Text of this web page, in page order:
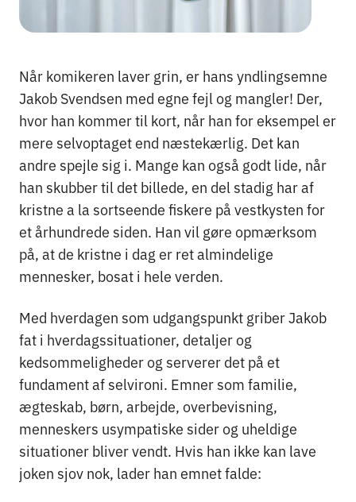
Når komikeren laver grin, er hans yndlingsemne
Jakob Svendsen med egne fejl og mangler! Der,
hvor han kommer til kort, når han for eksempel er
mere selvoptaget end næstekærlig. Det kan
andre spejle sig i. Mange kan også godt lide, når
han skubber til det billede, en del stadig har af
kristne a la sortseende fiskere på vestkysten for
et århundrede siden. Han vil gøre opmærksom
på, at de kristne i dag er ret almindelige
mennesker, bosat i hele verden.
Med hverdagen som udgangspunkt griber Jakob
fat i hverdagssituationer, detaljer og
kedsommeligheder og serverer det på et
fundament af selvironi. Emner som familie,
ægteskab, børn, arbejde, overbevisning,
menneskers usympatiske sider og uheldige
situationer bliver vendt. Hvis han ikke kan lave
joken sjov nok, lader han emnet falde: